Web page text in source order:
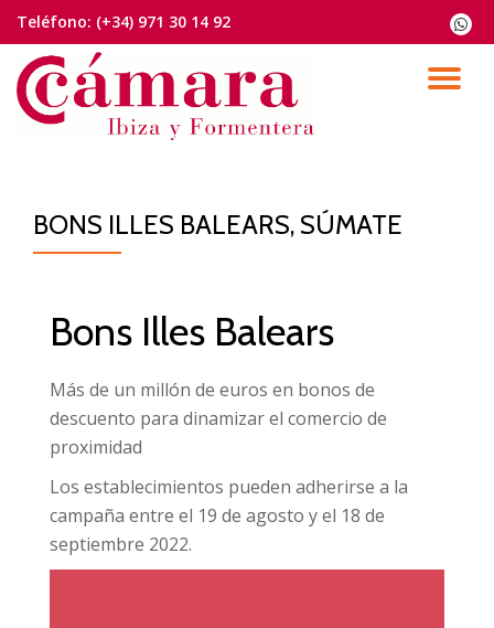
Saltar
contenido
Teléfono: (+34) 971 30 14 92
fa-
BONS ILLES BALEARS, SÚMATE
Bons Illes Balears
Más de un millón de euros en bonos de
descuento para dinamizar el comercio de
proximidad
Los establecimientos pueden adherirse a la
campaña entre el 19 de agosto y el 18 de
septiembre 2022.